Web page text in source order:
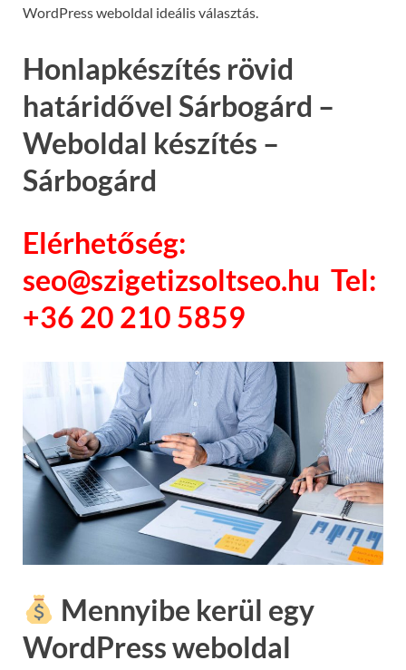
WordPress weboldal ideális választás.
Honlapkészítés rövid
határidővel Sárbogárd –
Weboldal készítés –
Sárbogárd
Elérhetőség:
seo@szigetizsoltseo.hu Tel:
+36 20 210 5859
Mennyibe kerül egy
WordPress weboldal